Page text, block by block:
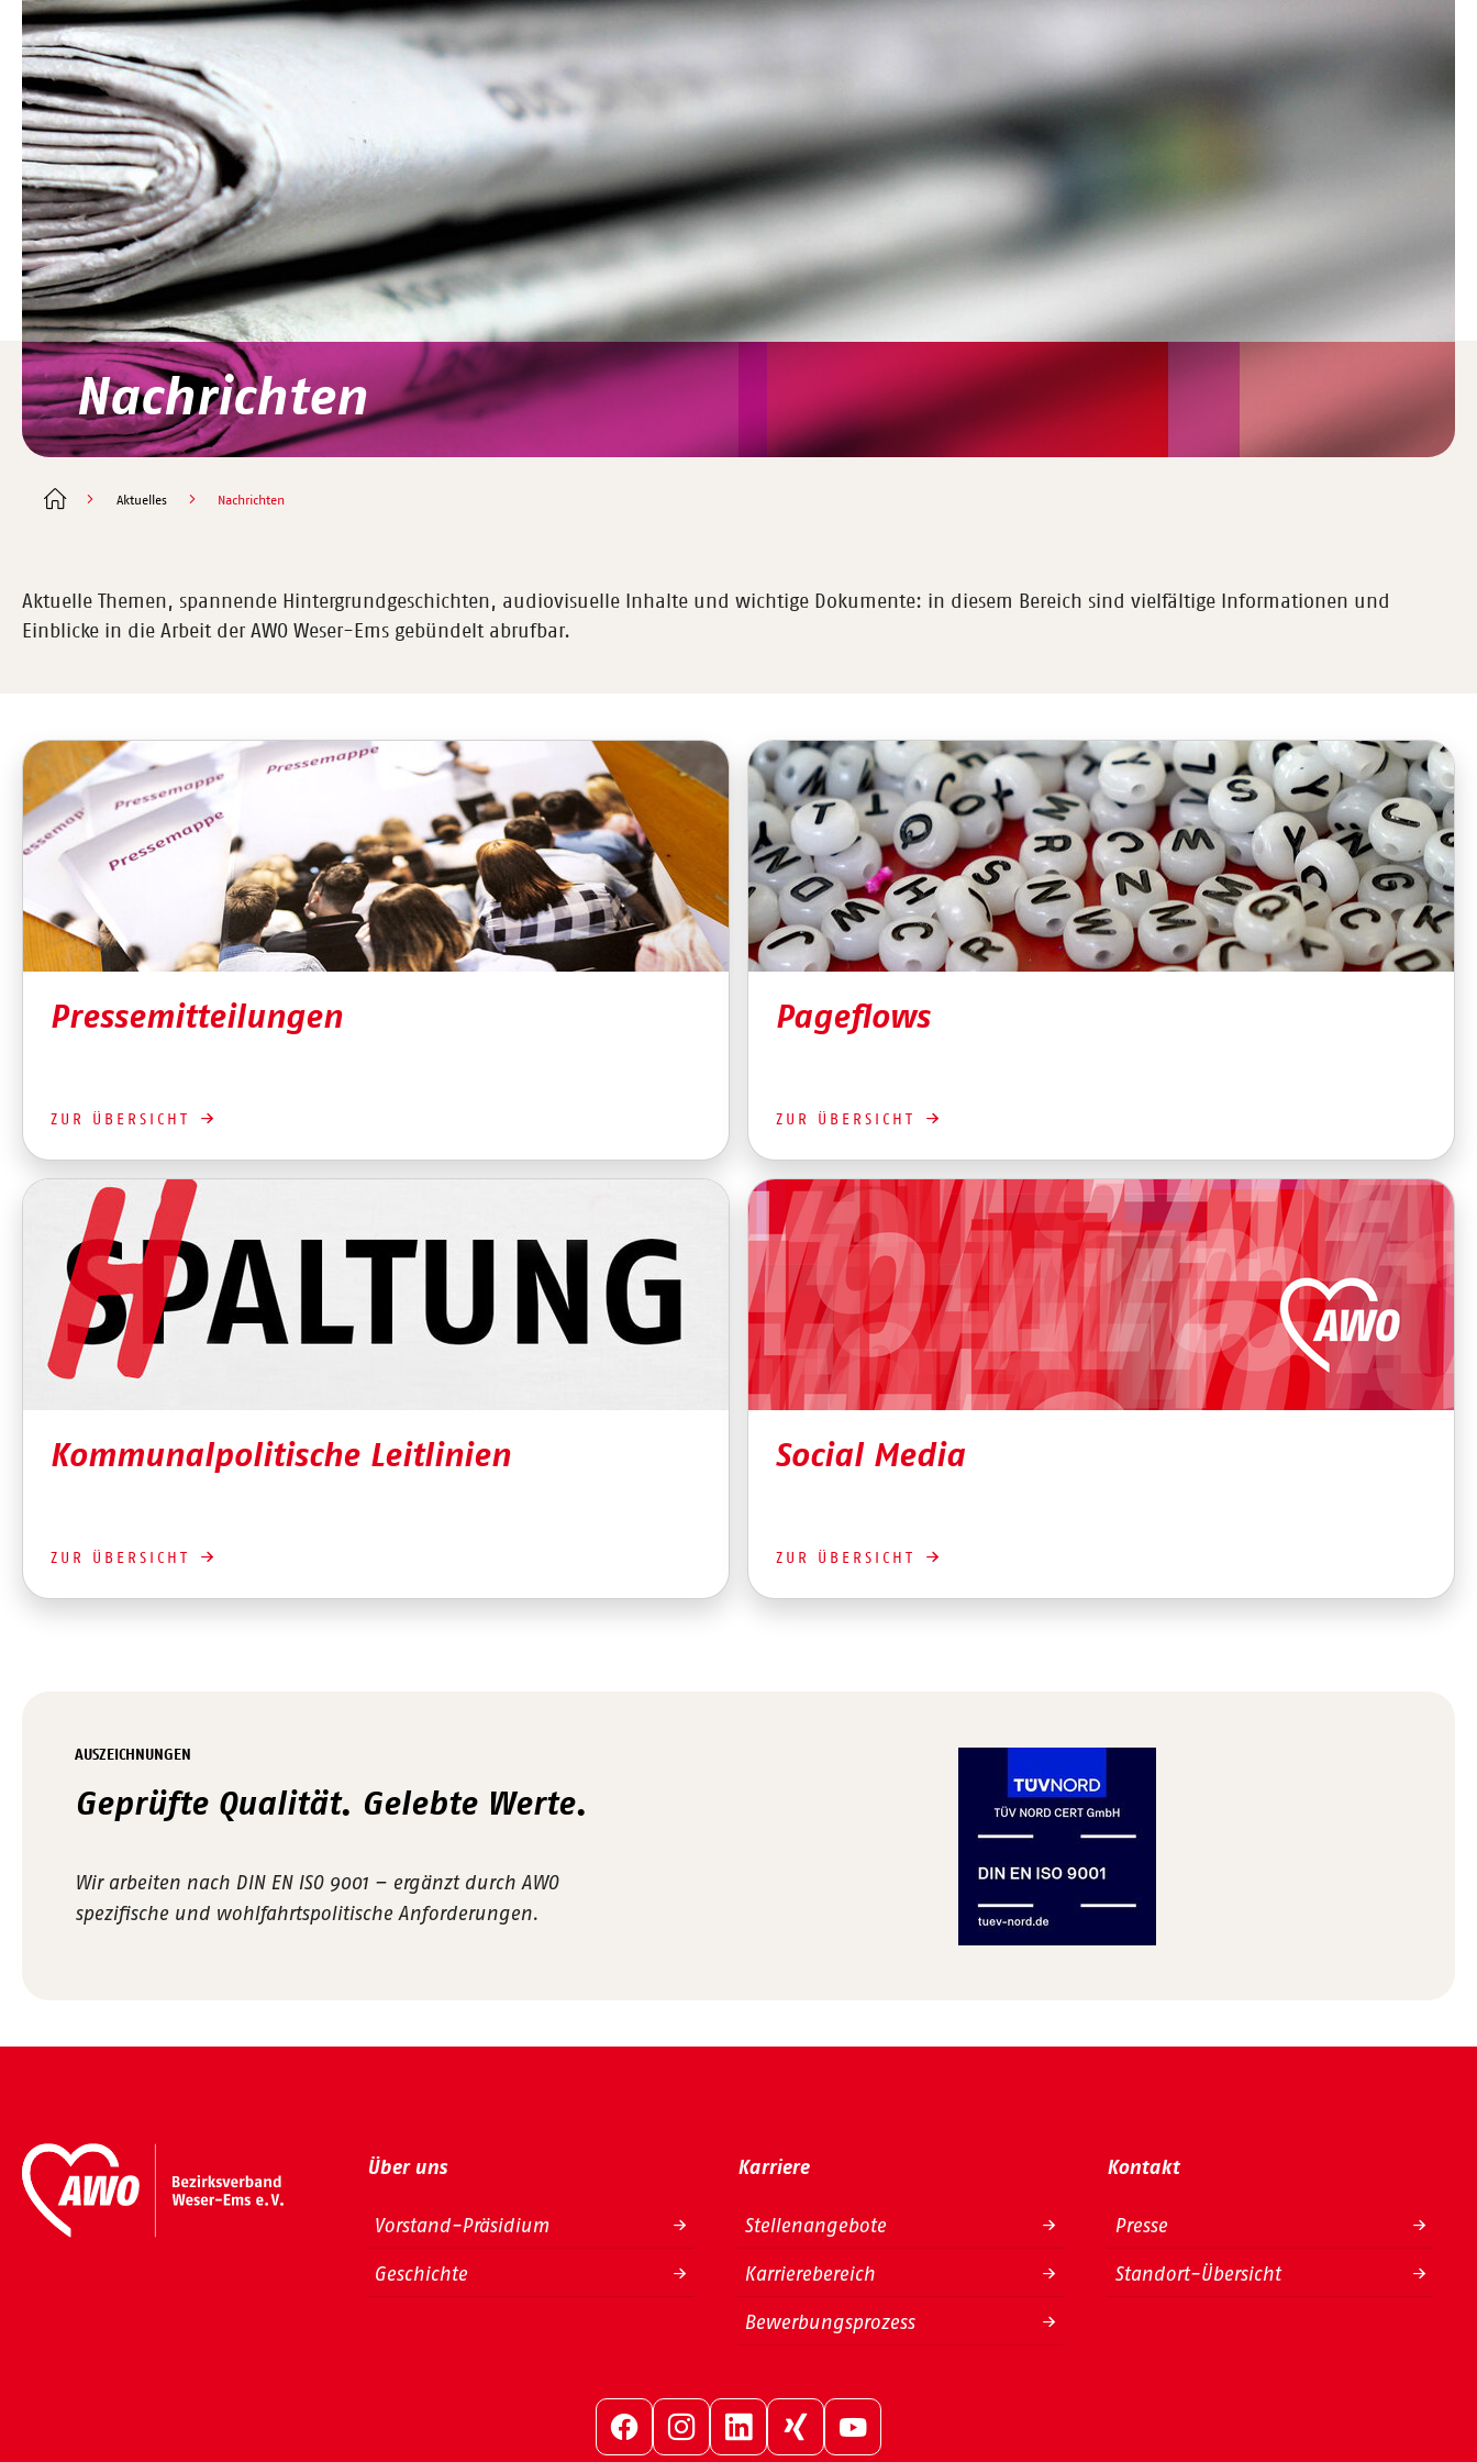
Nachrichten
Aktuelles Nachrichten
Aktuelle Themen, spannende Hintergrundgeschichten, audiovisuelle Inhalte und wichtige Dokumente: in diesem Bereich sind vielfältige Informationen und
Einblicke in die Arbeit der AWO Weser-Ems gebündelt abrufbar.
Pressemitteilungen
ZUR ÜBERSICHT
Pageflows
ZUR ÜBERSICHT
Kommunalpolitische Leitlinien
ZUR ÜBERSICHT
Social Media
ZUR ÜBERSICHT
AUSZEICHNUNGEN
Geprüfte Qualität. Gelebte Werte.
Wir arbeiten nach DIN EN ISO 9001 – ergänzt durch AWO
spezifische und wohlfahrtspolitische Anforderungen.
Über uns
Vorstand-Präsidium
Geschichte
Karriere
Stellenangebote
Karrierebereich
Bewerbungsprozess
Kontakt
Presse
Standort-Übersicht
FacebookInstagramLinkedInXing YouTube